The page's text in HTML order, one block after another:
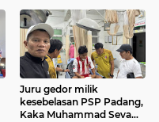
Paru Indonesia (PDPI) ke-
XVIII yang akan digelar
pada 16–19 September
2026 mendatang
Juru gedor milik
kesebelasan PSP Padang,
Kaka Muhammad Seva